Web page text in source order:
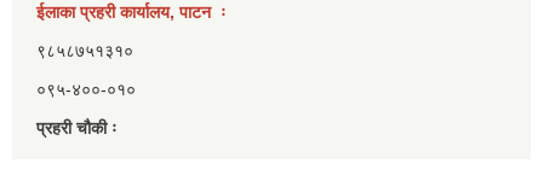
ईलाका प्रहरी कार्यालय, पाटन ः
९८५८७५१३१०
०९५-४००-०१०
प्रहरी चौकी ः